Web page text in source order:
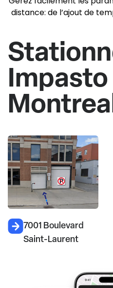
distance: de l’ajout de
Impasto
7001 Boulevard
Saint-Laurent